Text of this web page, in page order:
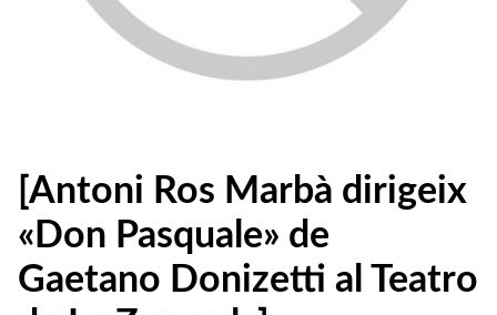
[Antoni Ros Marbà dirigeix
«Don Pasquale» de
Gaetano Donizetti al Teatro